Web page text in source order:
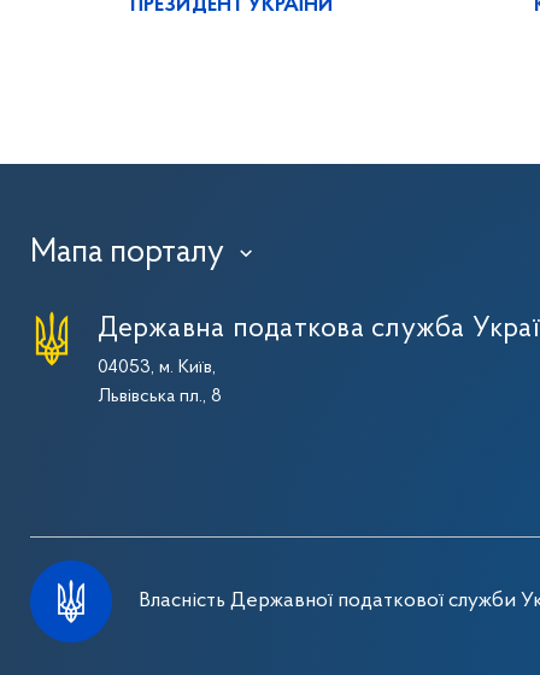
ПРЕЗИДЕНТ УКРАЇНИ
Мапа порталу ›
Державна податкова служба
04053, м. Київ,
Львівська пл., 8
Власність Державної податкової служби